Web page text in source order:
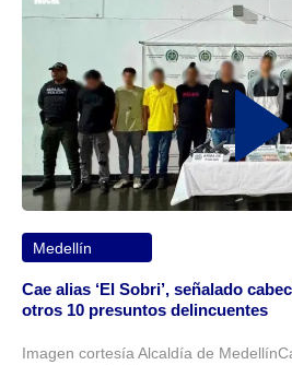
Medellín
Cae alias ‘El Sobri’, señalado
otros 10 presuntos delincuentes
Imagen cortesía Alcaldía de